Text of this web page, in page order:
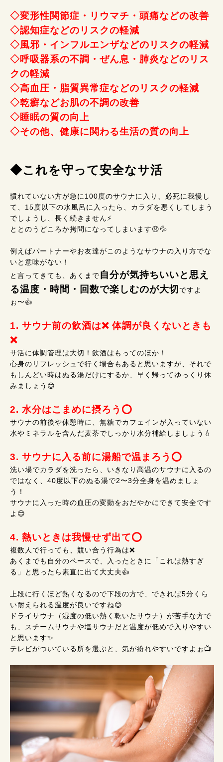
◇変形性関節症・リウマチ・頭痛などの改善
◇認知症などのリスクの軽減
◇風邪・インフルエンザなどのリスクの軽減
◇呼吸器系の不調・ぜん息・肺炎などのリス
クの軽減
◇高血圧・脂質異常症などのリスクの軽減
◇乾癬などお肌の不調の改善
◇睡眠の質の向上
◇その他、健康に関わる生活の質の向上
◆これを守って安全なサ活
慣れていない方が急に100度のサウナに入り、必死に我慢し
て、15度以下の水風呂に入ったら、カラダを悪くしてしまう
でしょうし、長く続きません⚡
ととのうどころか拷問になってしまいます😣💦
例えばパートナーやお友達がこのようなサウナの入り方でな
いと意味がない！
と言ってきても、あくまで自分が気持ちいいと思え
る温度・時間・回数で楽しむのが大切ですよ
ぉ〜👍
1. サウナ前の飲酒は❌ 体調が良くないときも
❌
サ活に体調管理は大切！飲酒はもってのほか！
心身のリフレッシュで行く場合もあると思いますが、それで
もしんどい時はぬる湯だけにするか、早く帰ってゆっくり休
みましょう😊
2. 水分はこまめに摂ろう⭕
サウナの前後や休憩時に、無糖でカフェインが入っていない
水やミネラルを含んだ麦茶でしっかり水分補給しましょう💧
3. サウナに入る前に湯船で温まろう⭕
洗い場でカラダを洗ったら、いきなり高温のサウナに入るの
ではなく、40度以下のぬる湯で2〜3分全身を温めましょ
う！
サウナに入った時の血圧の変動をおだやかにできて安全です
よ😊
4. 熱いときは我慢せず出て⭕
複数人で行っても、競い合う行為は❌
あくまでも自分のペースで、入ったときに「これは熱すぎ
る」と思ったら素直に出て大丈夫👍
上段に行くほど熱くなるので下段の方で、できれば5分くら
い耐えられる温度が良いですね😊
ドライサウナ（湿度の低い熱く乾いたサウナ）が苦手な方で
も、スチームサウナや塩サウナだと温度が低めで入りやすい
と思います✨
テレビがついている所を選ぶと、気が紛れやすいですよぉ📺